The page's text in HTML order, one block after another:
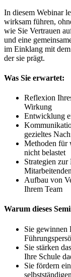
In diesem Webinar
wirksam führen,
wie Sie Vertrauen
und eine
im Einklang mit
der sie prägt.
Was Sie erwartet:
Reflexion
Wirkung
Entwicklung
gezieltes
Methoden für
nicht belastet
Strategien
Mitarbeitenden
Aufbau von
Ihrem Team
Warum dieses
Sie gewinnen
Sie stärken
Ihre Schule
Sie fördern